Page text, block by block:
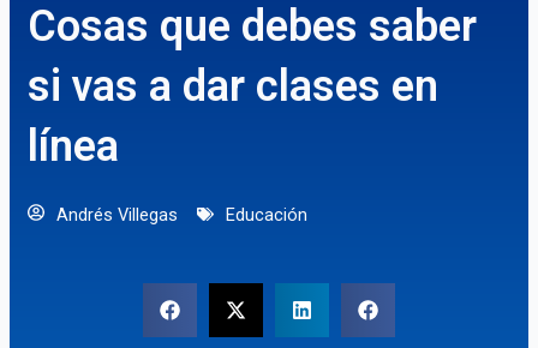
Cosas que debes saber
si vas a dar clases en
línea
Andrés Villegas Educación